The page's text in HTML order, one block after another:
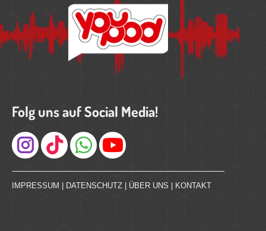
Folg uns auf Social Media!
Instagram
IMPRESSUM | DATENSCHUTZ | ÜBER UNS | KONTAKT